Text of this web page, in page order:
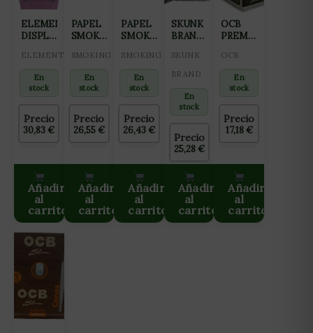
ELEMENTS
DISPLAY
PRE
ROLLED
KING
(3CONOS/PACK
–
ELEMENTS
En
stock
Precio
30,83€
Añadir
al
carrito
PAPEL
SMOKING
KS+TIPS
(24LIB/33TIPS+33PAPEL)
SMOKING
En
stock
Precio
26,55€
Añadir
al
carrito
PAPEL
SMOKING
DELUXE
2.0+TIPS
2.0
(24LIB/50HOJAS+50TIPS)
SMOKING
En
stock
Precio
26,43€
Añadir
al
carrito
SKUNK
BRAND
SKUNK
1 1/4
SKUNK
BRAND
En
stock
Precio
25,28€
Añadir
al
carrito
OCB
PREMIUM
CONOS
SLIM
(20CAJAS/3UD)
OCB
En
stock
Precio
17,18€
Añadir
al
carrito